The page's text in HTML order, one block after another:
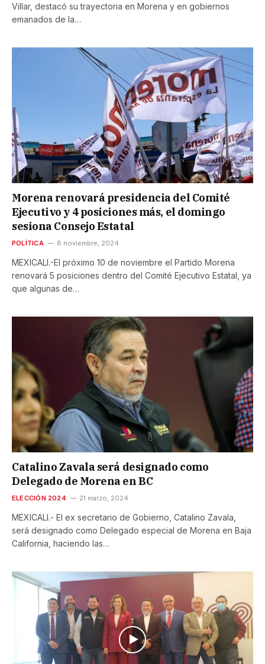
Villar, destacó su trayectoria en Morena y en gobiernos
emanados de la…
Morena renovará presidencia del Comité
Ejecutivo y 4 posiciones más, el domingo
sesiona Consejo Estatal
POLÍTICA 8 noviembre, 2024
MEXICALI.-El próximo 10 de noviembre el Partido Morena
renovará 5 posiciones dentro del Comité Ejecutivo Estatal, ya
que algunas de…
Catalino Zavala será designado como
Delegado de Morena en BC
ELECCIÓN 2024 21 marzo, 2024
MEXICALI.- El ex secretario de Gobierno, Catalino Zavala,
será designado como Delegado especial de Morena en Baja
California, haciendo las…